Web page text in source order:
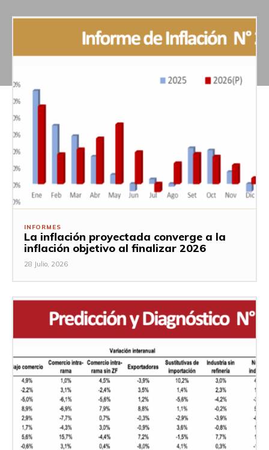
INFORMES
La inflación proyectada converge a la
inflación objetivo al finalizar 2026
28 Julio, 2026